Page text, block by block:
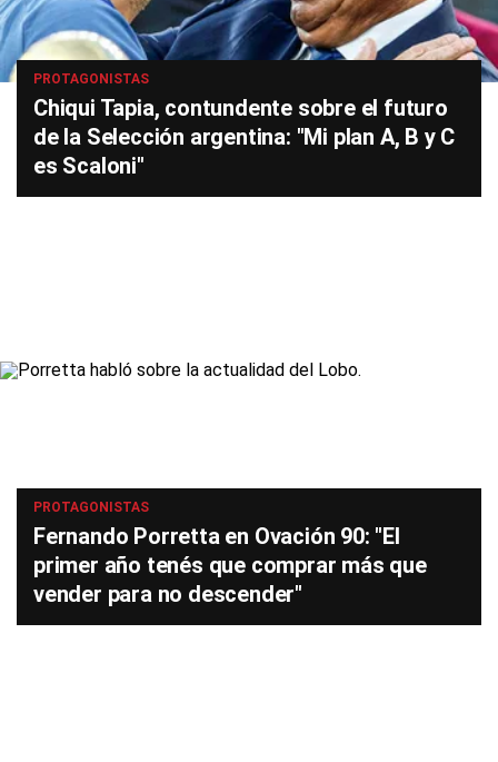
PROTAGONISTAS
Chiqui Tapia, contundente sobre el futuro
de la Selección argentina: "Mi plan A, B y C
es Scaloni"
PROTAGONISTAS
Fernando Porretta en Ovación 90: "El
primer año tenés que comprar más que
vender para no descender"